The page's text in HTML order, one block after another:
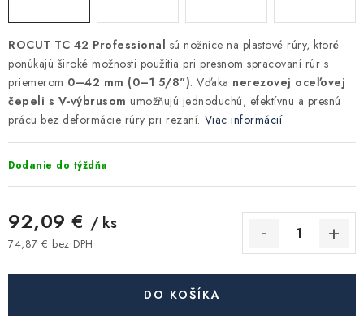
Vetranie a rekuperácia
Kúpeľňa a sanita
Kontakty Poštovné a doprava
Podmienky ochrany osobných údajov
Obchodné podmienky požičovne náradia
Moja objednávka
ROCUT TC 42 Professional sú nožnice na plastové rúry, ktoré
ponúkajú široké možnosti použitia pri presnom spracovaní rúr s
priemerom 0–42 mm (0–1 5/8"). Vďaka nerezovej oceľovej
čepeli s V-výbrusom umožňujú jednoduchú, efektívnu a presnú
prácu bez deformácie rúry pri rezaní. Viac informácií
Dodanie do týždňa
92,09 € / ks
74,87 € bez DPH
DO KOŠÍKA